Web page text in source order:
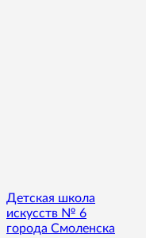
Детская школа
искусств № 6
города Смоленска